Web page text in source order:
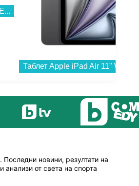
Последни новини, резултати на
анализи от света на спорта